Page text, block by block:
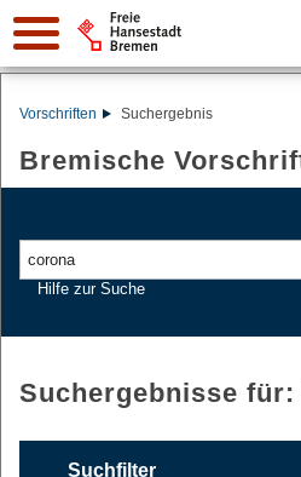
Vorschriften Suchergebnis
Bremische
Hilfe zur Suche
Suchergebnisse für:
Suchfilter